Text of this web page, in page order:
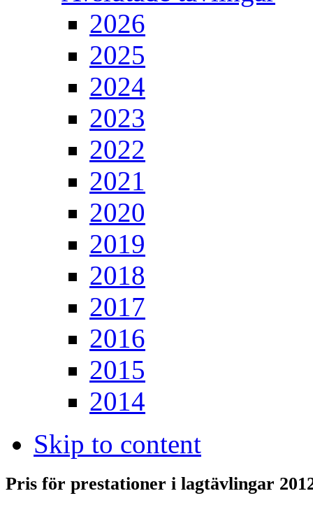
2026
2025
2024
2023
2022
2021
2020
2019
2018
2017
2016
2015
2014
Skip to content
Pris för prestationer i lagtävlingar